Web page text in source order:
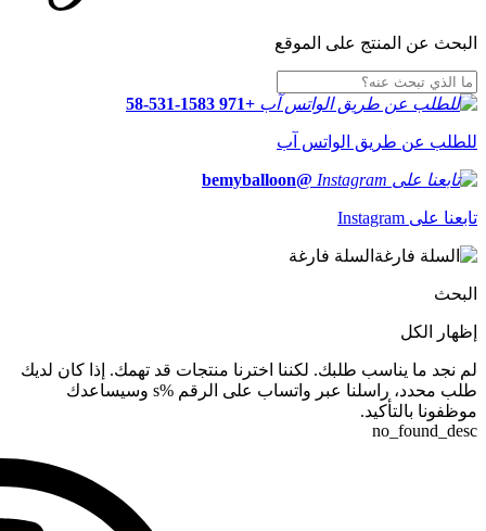
البحث عن المنتج على الموقع
+971 58-531-1583
للطلب عن طريق الواتس آب
@bemyballoon
تابعنا على Instagram
السلة فارغة
البحث
إظهار الكل
لم نجد ما يناسب طلبك. لكننا اخترنا منتجات قد تهمك. إذا كان لديك
طلب محدد، راسلنا عبر واتساب على الرقم %s وسيساعدك
موظفونا بالتأكيد.
no_found_desc